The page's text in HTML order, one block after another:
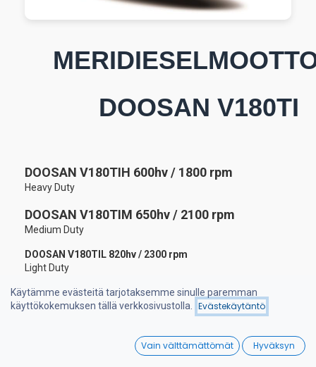
Wishlist
DOOSAN V180TI
DOOSAN V180TIH 600hv / 1800 rpm
Heavy Duty
DOOSAN V180TIM 650hv / 2100 rpm
Medium Duty
DOOSAN V180TIL 820hv / 2300 rpm
Light Duty
Tekniset tiedot
Käytämme evästeitä tarjotaksemme sinulle paremman
käyttökokemuksen tällä verkkosivustolla.
Evästekäytäntö
Vain välttämättömät Hyväksyn